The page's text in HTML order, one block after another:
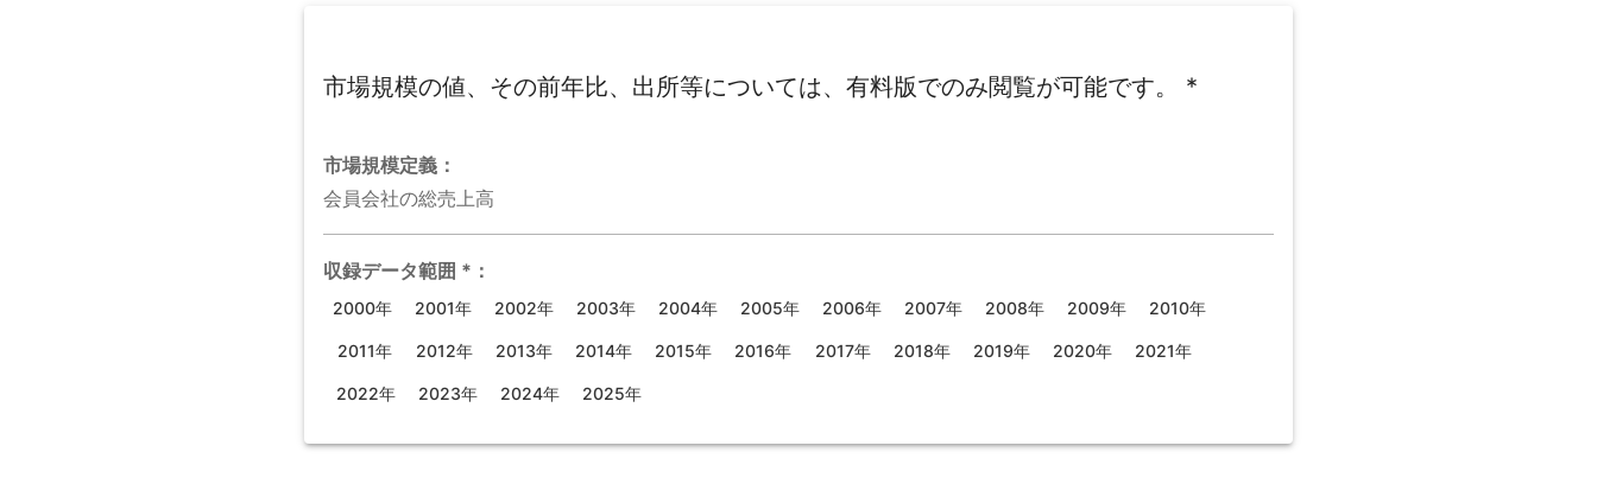
市場規模の値、その前年比、出所等については、有料版でのみ閲覧が可能です。 *
市場規模定義：
会員会社の総売上高
収録データ範囲 * ：
2000年 2001年 2002年 2003年 2004年 2005年 2006年 2007年 2008年 2009年 2010年
2011年 2012年 2013年 2014年 2015年 2016年 2017年 2018年 2019年 2020年 2021年
2022年 2023年 2024年 2025年